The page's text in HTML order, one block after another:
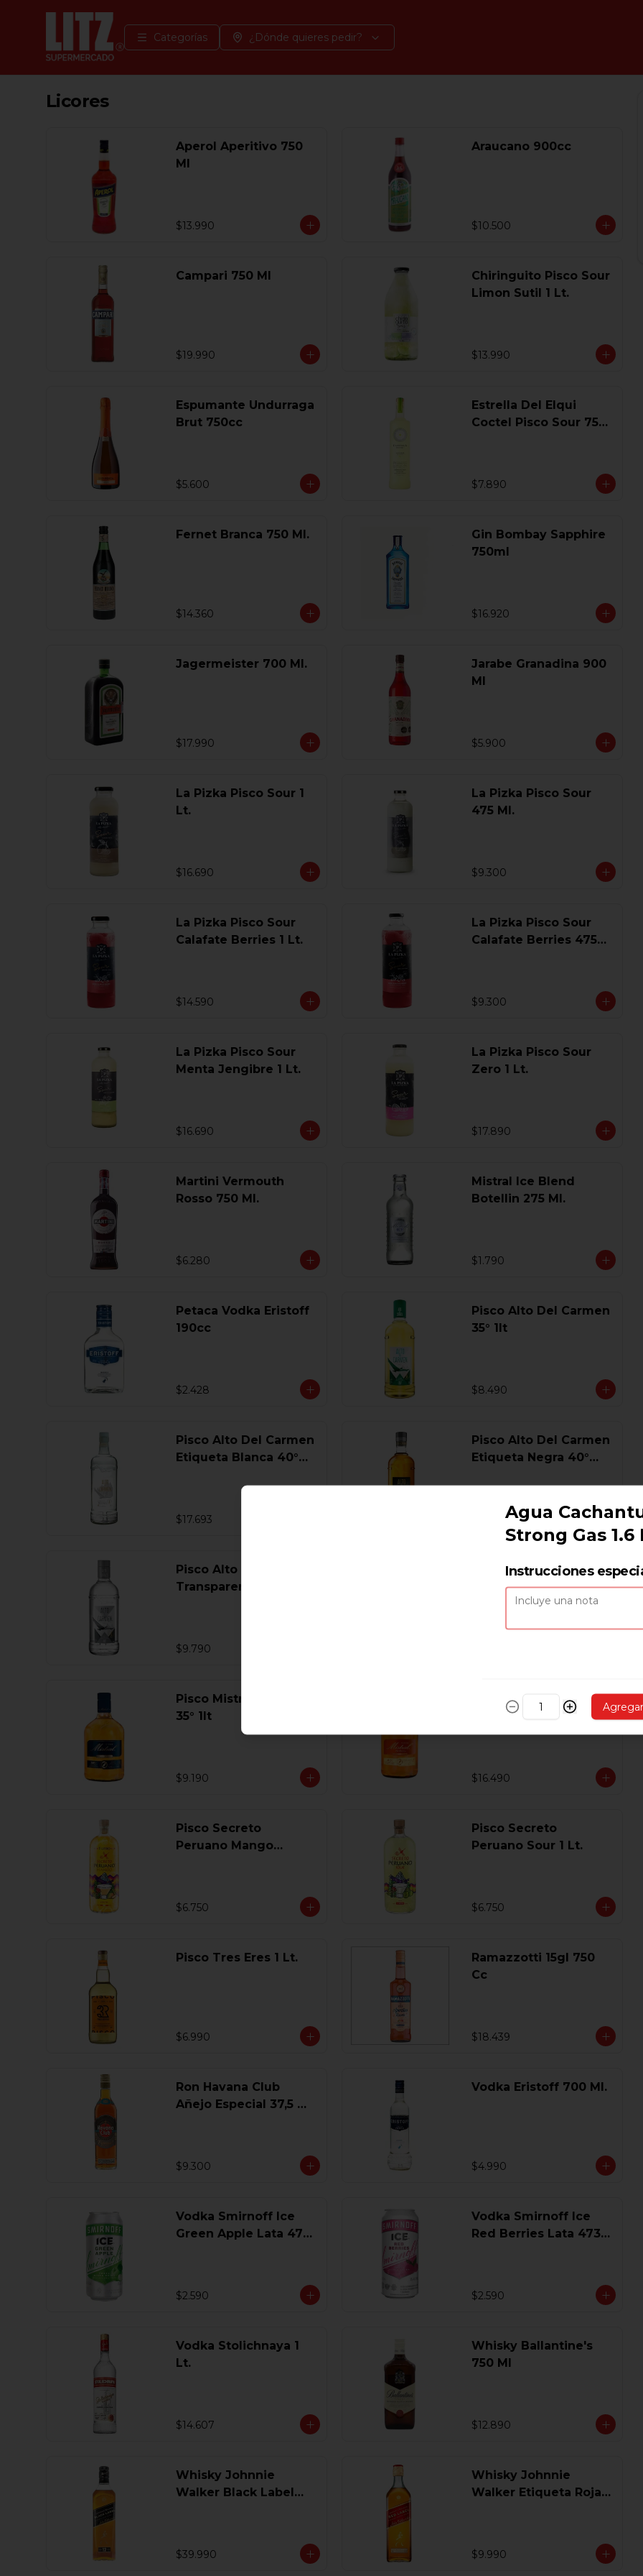
Categorías ¿Dónde quieres pedir?
Licores
Aperol Aperitivo 750
Ml
$13.990
Araucano 900cc
$10.500
Campari 750 Ml
$19.990
Chiringuito Pisco Sour
Limon Sutil 1 Lt.
$13.990
Espumante Undurraga
Brut 750cc
$5.600
Estrella Del Elqui
Coctel Pisco Sour 750
$7.890
Fernet Branca 750 Ml.
$14.360
Gin Bombay Sapphire
750ml
$16.920
Jagermeister 700 Ml.
$17.990
Jarabe Granadina 900
Ml
$5.900
La Pizka Pisco Sour 1
Lt.
$16.690
La Pizka Pisco Sour
475 Ml.
$9.300
La Pizka Pisco Sour
Calafate Berries 1 Lt.
$14.590
La Pizka Pisco Sour
Calafate Berries 475
$9.300
La Pizka Pisco Sour
Menta Jengibre 1 Lt.
$16.690
La Pizka Pisco Sour
Zero 1 Lt.
$17.890
Martini Vermouth
Rosso 750 Ml.
$6.280
Mistral Ice Blend
Botellin 275 Ml.
$1.790
Petaca Vodka Eristoff
190cc
$2.428
Pisco Alto Del Carmen
35° 1lt
$8.490
Pisco Alto Del Carmen
Etiqueta Blanca 40°
$17.693
Pisco Alto Del Carmen
Etiqueta Negra 40°
$17.440
Pisco Alto Del Carmen
Transparente 40° 750
$9.790
Pisco Campanario
Sour 16 Gl. 700 Ml.
Pisco Mistral Especial
35° 1lt
$9.190
Pisco Mistral Nobel
Añejado En Roble
Clasico 40 Gl.750 Ml.
$16.490
Pisco Secreto
Peruano Mango
$6.750
Pisco Secreto
Peruano Sour 1 Lt.
$6.750
Pisco Tres Eres 1 Lt.
$6.990
Ramazzotti 15gl 750
Cc
$18.439
Ron Havana Club
Añejo Especial 37,5 Gl
$9.300
Vodka Eristoff 700 Ml.
$4.990
Vodka Smirnoff Ice
Green Apple Lata 473
$2.590
Vodka Smirnoff Ice
Red Berries Lata 473
$2.590
Vodka Stolichnaya 1
Lt.
$14.607
Whisky Ballantine's
750 Ml
$12.890
Whisky Johnnie
Walker Black Label
$39.990
Whisky Johnnie
Walker Etiqueta Roja
$9.990
Agua
Strong Gas 1.6
Instrucciones
Agregar